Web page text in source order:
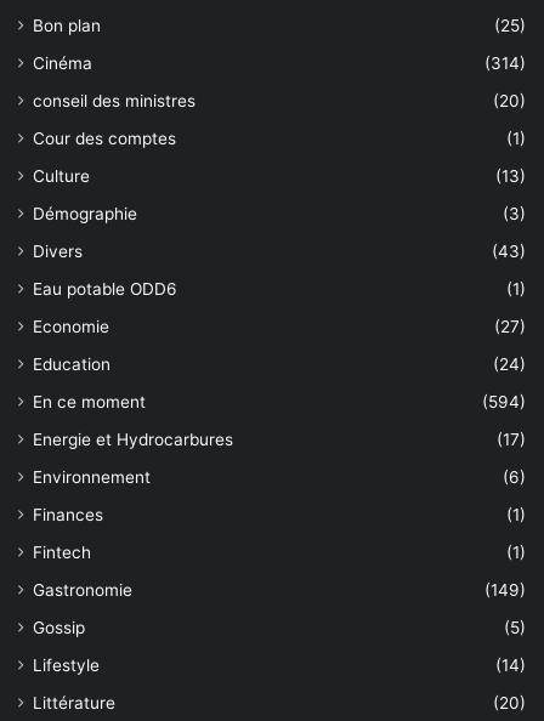
Bon plan
(25)
Cinéma
(314)
conseil des ministres
(20)
Cour des comptes
(1)
Culture
(13)
Démographie
(3)
Divers
(43)
Eau potable ODD6
(1)
Economie
(27)
Education
(24)
En ce moment
(594)
Energie et Hydrocarbures
(17)
Environnement
(6)
Finances
(1)
Fintech
(1)
Gastronomie
(149)
Gossip
(5)
Lifestyle
(14)
Littérature
(20)